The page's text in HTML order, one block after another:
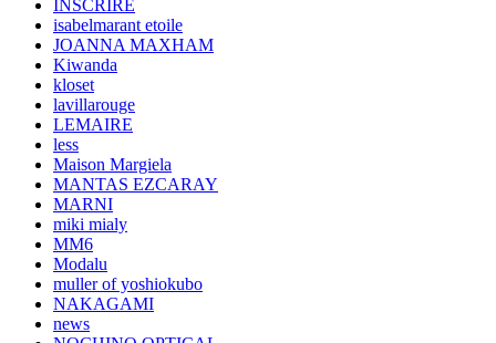
INSCRIRE
isabelmarant etoile
JOANNA MAXHAM
Kiwanda
kloset
lavillarouge
LEMAIRE
less
Maison Margiela
MANTAS EZCARAY
MARNI
miki mialy
MM6
Modalu
muller of yoshiokubo
NAKAGAMI
news